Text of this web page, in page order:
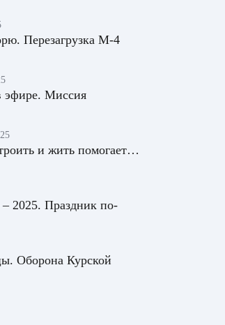
Перезагрузка М-4
эфире. Миссия
и жить помогает…
2025. Праздник по-
Оборона Курской